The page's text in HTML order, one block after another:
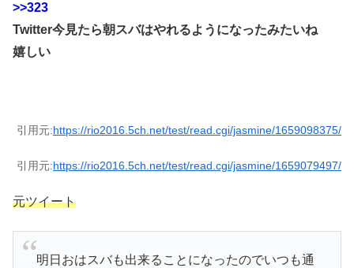
>>323
Twitter今見たら朝スバはやれるようになったみたいね
嬉しい
引用元:https://rio2016.5ch.net/test/read.cgi/jasmine/1659098375/
引用元:https://rio2016.5ch.net/test/read.cgi/jasmine/1659079497/
元ツイート
明日おはスバも出来ることになったのでいつも通